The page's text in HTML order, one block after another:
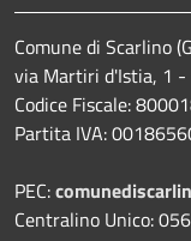
Comune di Scarlino
via Martiri d'Istia, 1
Codice Fiscale:
Partita IVA:
PEC:
Centralino Unico: